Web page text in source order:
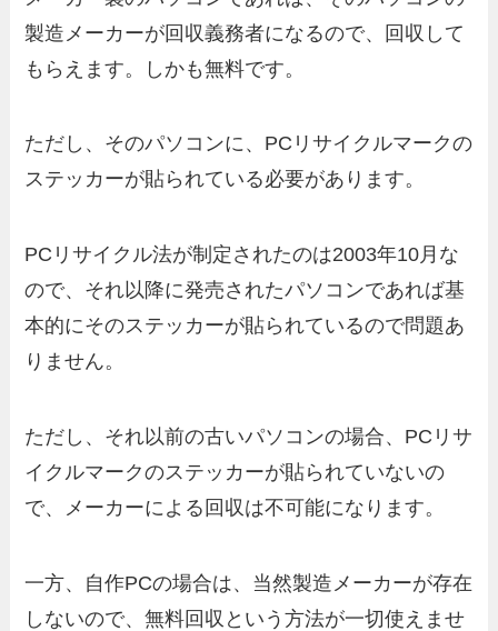
製造メーカーが回収義務者になるので、回収して
もらえます。しかも無料です。
ただし、そのパソコンに、PCリサイクルマークの
ステッカーが貼られている必要があります。
PCリサイクル法が制定されたのは2003年10月な
ので、それ以降に発売されたパソコンであれば基
本的にそのステッカーが貼られているので問題あ
りません。
ただし、それ以前の古いパソコンの場合、PCリサ
イクルマークのステッカーが貼られていないの
で、メーカーによる回収は不可能になります。
一方、自作PCの場合は、当然製造メーカーが存在
しないので、無料回収という方法が一切使えませ